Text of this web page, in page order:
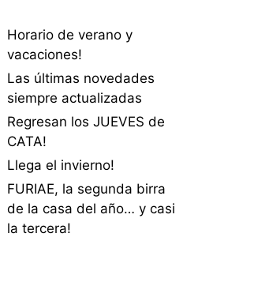
Horario de verano y
vacaciones!
Las últimas novedades
siempre actualizadas
Regresan los JUEVES de
CATA!
Llega el invierno!
FURIAE, la segunda birra
de la casa del año… y casi
la tercera!